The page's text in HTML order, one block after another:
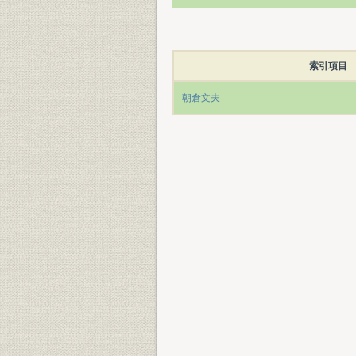
索引項目
朝倉文夫